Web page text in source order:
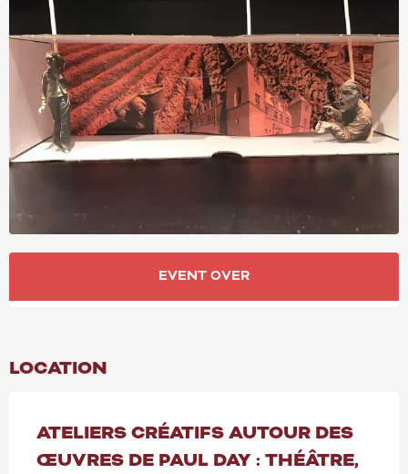
OPENING HOURS &
EVENT OVER
LOCATION
ATELIERS CRÉATIFS AUTOUR DES
ŒUVRES DE PAUL DAY : THÉÂTRE,